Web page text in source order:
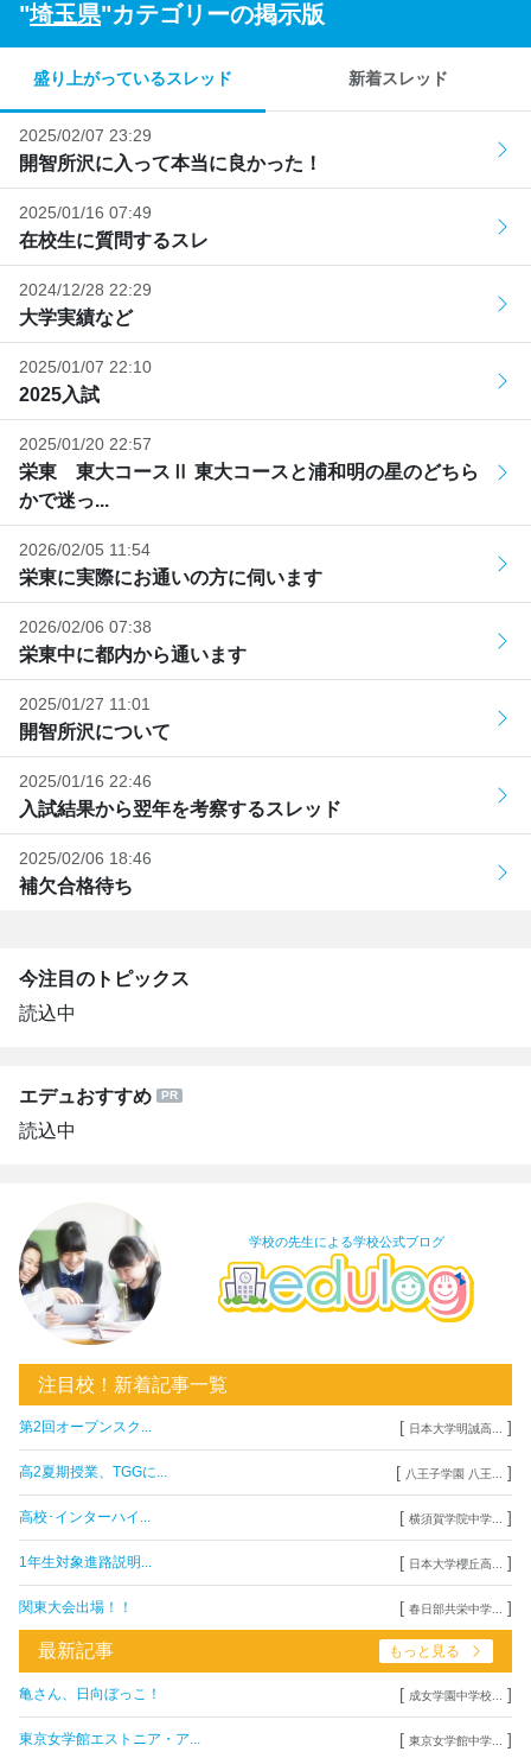
"埼玉県"カテゴリーの掲示版
盛り上がっているスレッド 新着スレッド
2025/02/07 23:29
開智所沢に入って本当に良かった！
2025/01/16 07:49
在校生に質問するスレ
2024/12/28 22:29
大学実績など
2025/01/07 22:10
2025入試
2025/01/20 22:57
栄東 東大コースⅡ 東大コースと浦和明の星のどちら
かで迷っ...
2026/02/05 11:54
栄東に実際にお通いの方に伺います
2026/02/06 07:38
栄東中に都内から通います
2025/01/27 11:01
開智所沢について
2025/01/16 22:46
入試結果から翌年を考察するスレッド
2025/02/06 18:46
補欠合格待ち
今注目のトピックス
読込中
エデュおすすめ
読込中
学校の先生による学校公式ブログ
注目校！新着記事一覧
第2回オープンスク... [ 日本大学明誠高... ]
高2夏期授業、TGGに... [ 八王子学園 八王... ]
高校･インターハイ... [ 横須賀学院中学... ]
1年生対象進路説明... [ 日本大学櫻丘高... ]
関東大会出場！！ [ 春日部共栄中学... ]
最新記事 もっと見る
亀さん、日向ぼっこ！ [ 成女学園中学校... ]
東京女学館エストニア・ア... [ 東京女学館中学... ]